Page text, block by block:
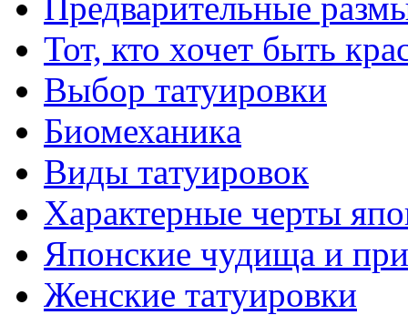
Тот, кто хочет быть
Выбор тaтуировки
Биомеханикa
Виды тaтуировок
Характерные черты
Японские чудища и
Женские тaтуировки